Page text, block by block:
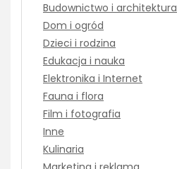
Budownictwo i architektura
Dom i ogród
Dzieci i rodzina
Edukacja i nauka
Elektronika i Internet
Fauna i flora
Film i fotografia
Inne
Kulinaria